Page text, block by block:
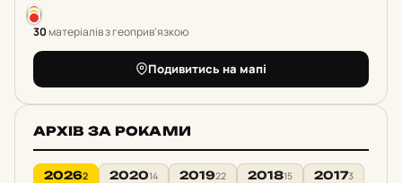
30матеріалів з геоприв'язкою
Подивитись на мапі
АРХІВ ЗА РОКАМИ
20262 202014 201922 201815 20173